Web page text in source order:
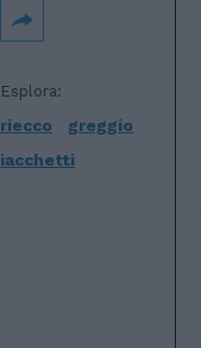
Esplora:
riecco
greggio
iacchetti